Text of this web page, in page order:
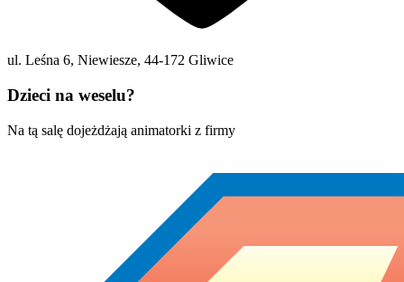
ul. Leśna 6, Niewiesze, 44-172 Gliwice
Dzieci na weselu?
Na tą salę dojeżdżają animatorki z firmy